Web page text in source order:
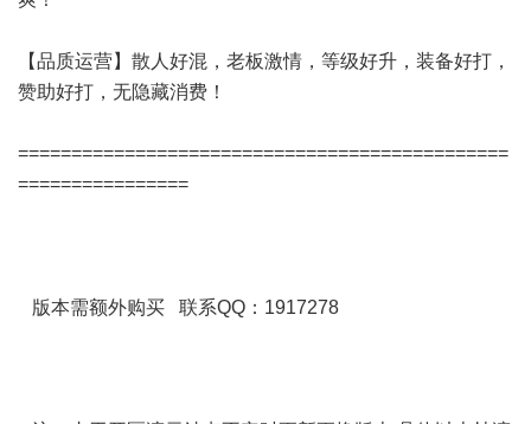
【品质运营】散人好混，老板激情，等级好升，装备好打，
赞助好打，无隐藏消费！
==============================================
================
版本需额外购买 联系QQ：1917278